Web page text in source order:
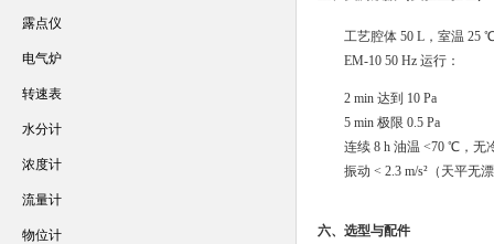
工艺腔体 50 L，室温 25
EM-10 50 Hz 运行：
2 min 达到 10 Pa
5 min 极限 0.5 Pa
连续 8 h 油温 <70 ℃，无
振动 < 2.3 m/s²（天平无
六、选型与配件
露点仪
电气炉
转速表
水分计
浓度计
流量计
物位计